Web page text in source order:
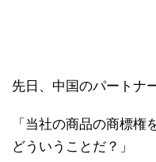
先日、中国のパートナ
「当社の商品の商標
どういうことだ？」